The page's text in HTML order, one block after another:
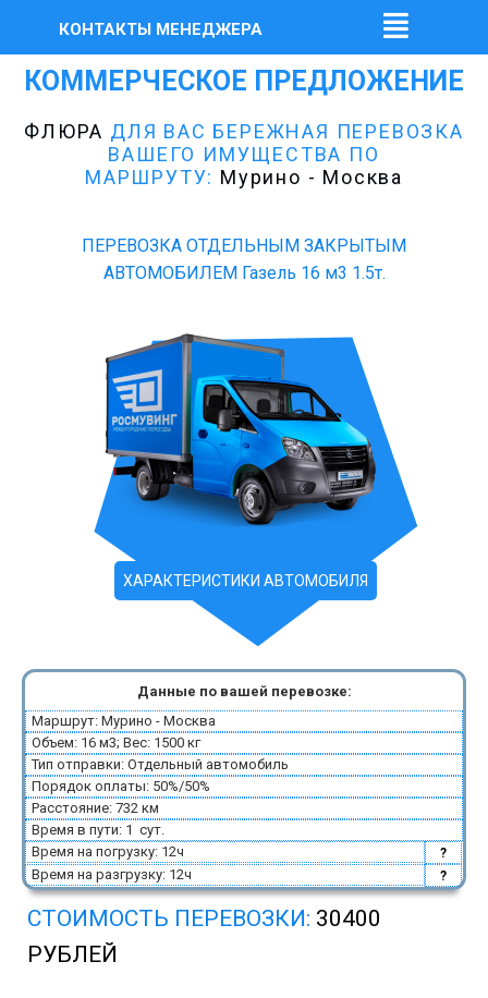
КОНТАКТЫ МЕНЕДЖЕРА
КОММЕРЧЕСКОЕ ПРЕДЛОЖЕНИЕ
ФЛЮРА ДЛЯ ВАС БЕРЕЖНАЯ ПЕРЕВОЗКА
ВАШЕГО ИМУЩЕСТВА ПО
МАРШРУТУ: Мурино - Москва
ПЕРЕВОЗКА ОТДЕЛЬНЫМ ЗАКРЫТЫМ
АВТОМОБИЛЕМ Газель 16 м3 1.5т.
ХАРАКТЕРИСТИКИ АВТОМОБИЛЯ
Данные по вашей перевозке:
Маршрут: Мурино - Москва
Объем: 16 м3; Вес: 1500 кг
Тип отправки: Отдельный автомобиль
Порядок оплаты: 50%/50%
Расстояние: 732 км
Время в пути: 1 сут.
Время на погрузку: 12ч
?
Время на разгрузку: 12ч ?
СТОИМОСТЬ ПЕРЕВОЗКИ: 30400
РУБЛЕЙ